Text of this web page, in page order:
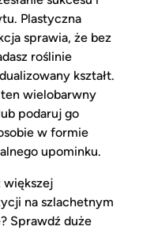
Plastyczna
sprawia, że bez
roślinie
kształt.
wielobarwny
podaruj go
w formie
upominku.
większej
na szlachetnym
Sprawdź duże